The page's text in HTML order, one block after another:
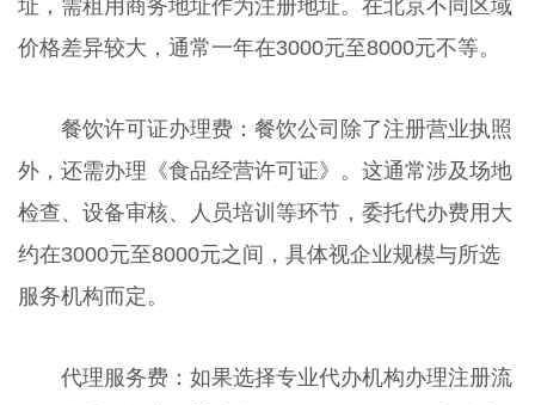
址，需租用商务地址作为注册地址。在北京不同区域
价格差异较大，通常一年在3000元至8000元不等。
餐饮许可证办理费：餐饮公司除了注册营业执照
外，还需办理《食品经营许可证》。这通常涉及场地
检查、设备审核、人员培训等环节，委托代办费用大
约在3000元至8000元之间，具体视企业规模与所选
服务机构而定。
代理服务费：如果选择专业代办机构办理注册流